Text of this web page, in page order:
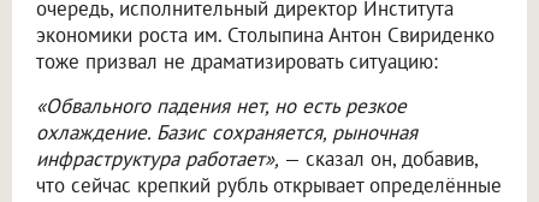
очередь, исполнительный директор Института
экономики роста им. Столыпина Антон Свириденко
тоже призвал не драматизировать ситуацию:
«Обвального падения нет, но есть резкое
охлаждение. Базис сохраняется, рыночная
инфраструктура работает», — сказал он, добавив,
что сейчас крепкий рубль открывает определённые